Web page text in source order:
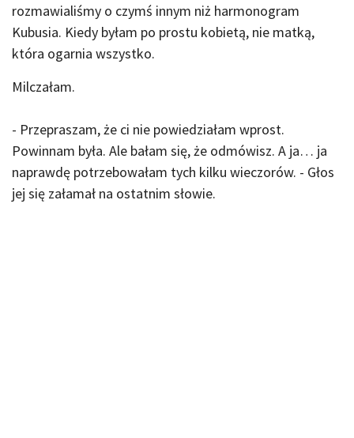
rozmawialiśmy o czymś innym niż harmonogram
Kubusia. Kiedy byłam po prostu kobietą, nie matką,
która ogarnia wszystko.
Milczałam.
- Przepraszam, że ci nie powiedziałam wprost.
Powinnam była. Ale bałam się, że odmówisz. A ja… ja
naprawdę potrzebowałam tych kilku wieczorów. - Głos
jej się załamał na ostatnim słowie.